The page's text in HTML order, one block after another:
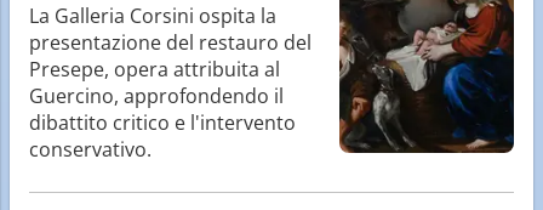
La Galleria Corsini ospita la
presentazione del restauro del
Presepe, opera attribuita al
Guercino, approfondendo il
dibattito critico e l'intervento
conservativo.